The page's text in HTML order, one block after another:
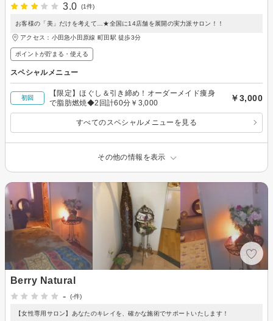
3.0
(1件)
お客様の「美」だけを考えて…★全国に14店舗を展開の実力派サロン！！
アクセス：小田急小田原線 町田駅 徒歩3分
ポイントが貯まる・使える
スペシャルメニュー
初回
【限定】ほぐし＆引き締め！オーダーメイド痩身
で脂肪燃焼◆2回計60分￥3,000
￥3,000
すべてのスペシャルメニューを見る
その他の情報を表示
Berry Natural
-
(-件)
【女性専用サロン】あなたのキレイを、確かな施術でサポートいたします！